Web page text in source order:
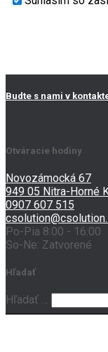
Budte s nami v
Otváracie hodiny
Novozámocká 67
949 05 Nitra-Horné
0907 607 515
Po-Pia 8:00 - 16:00
So-Ne: Zatvorené
Hľadať
Hľadať …